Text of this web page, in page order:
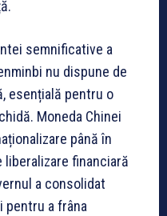
semnificative a
nu dispune de
esențială pentru o
Moneda Chinei
până în
liberalizare financiară
a consolidat
pentru a frâna